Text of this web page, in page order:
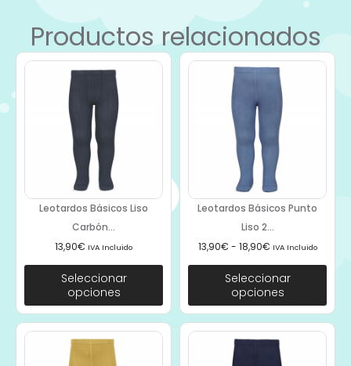
Productos relacionados
Leotardos Básicos Liso
Carbón...
13,90€ IVA Incluido
Seleccionar
opciones
Leotardos Básicos Punto
Liso 2...
13,90€ - 18,90€ IVA Incluido
Seleccionar
opciones